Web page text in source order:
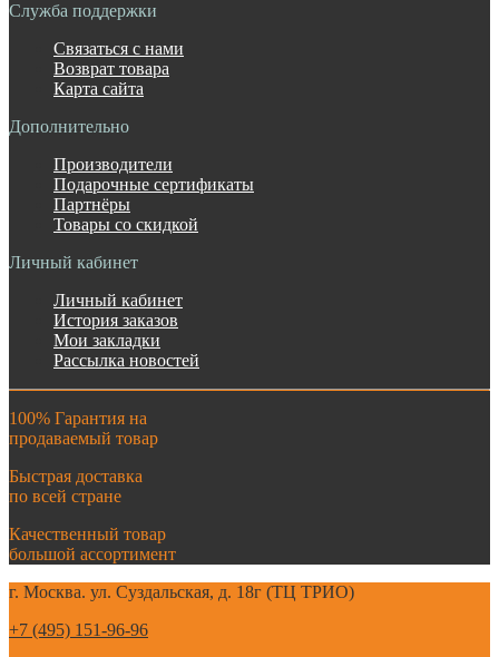
Служба поддержки
Связаться с нами
Возврат товара
Карта сайта
Дополнительно
Производители
Подарочные сертификаты
Партнёры
Товары со скидкой
Личный кабинет
Личный кабинет
История заказов
Мои закладки
Рассылка новостей
100% Гарантия на
продаваемый товар
Быстрая доставка
по всей стране
Качественный товар
большой ассортимент
г. Москва. ул. Суздальская, д. 18г (ТЦ ТРИО)
+7 (495) 151-96-96